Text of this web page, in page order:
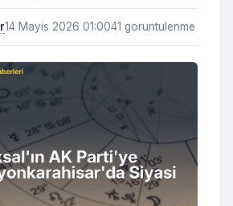
14 Mayis 2026 01:0041 goruntulenme